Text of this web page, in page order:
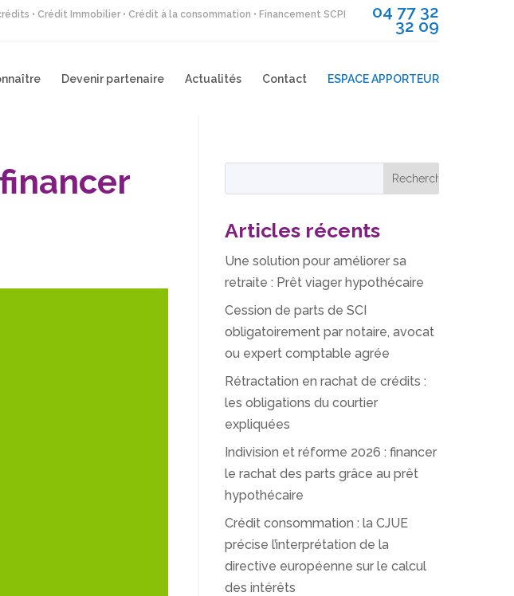
• Crédit Immobilier • Crédit à la consommation • Financement SCPI 04 77 32
32 09
Devenir partenaire Actualités Contact ESPACE APPORTEUR
Articles récents
Une solution pour améliorer sa
retraite : Prêt viager hypothécaire
Cession de parts de SCI
obligatoirement par notaire, avocat
ou expert comptable agrée
Rétractation en rachat de crédits :
les obligations du courtier
expliquées
Indivision et réforme 2026 : financer
le rachat des parts grâce au prêt
hypothécaire
Crédit consommation : la CJUE
précise l’interprétation de la
directive européenne sur le calcul
des intérêts